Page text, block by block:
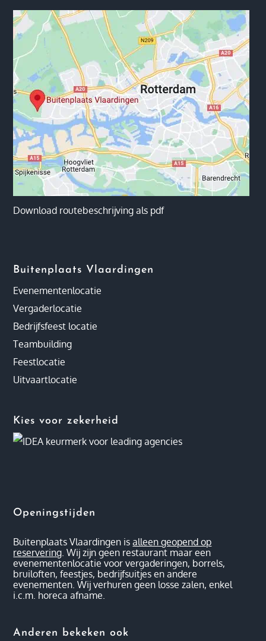
Download routebeschrijving als pdf
Buitenplaats Vlaardingen
Evenementenlocatie
Vergaderlocatie
Bedrijfsfeest locatie
Teambuilding
Feestlocatie
Uitvaartlocatie
Kies voor zekerheid
Openingstijden
Buitenplaats Vlaardingen isalleen geopend op
reservering . Wij zijn geen restaurant maar een
evenementenlocatie voor vergaderingen, borrels,
bruiloften, feestjes, bedrijfsuitjes en andere
evenementen. Wij verhuren geen losse zalen, enkel
i.c.m. horeca afname.
Anderen bekeken ook